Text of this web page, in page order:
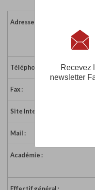
Adresse :
Téléphone :
Fax :
Site Internet :
Mail :
Académie :
Recevez
newsletter